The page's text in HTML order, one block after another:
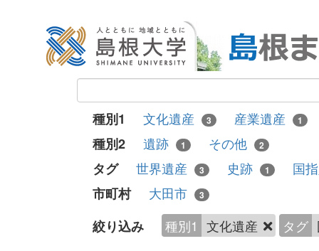
種別1 文化遺産 3 産業遺産 1
種別2 遺跡 1 その他 2
タグ 世界遺産 3 史跡 1
国
市町村
大田市 3
絞り込み 種別1 文化遺産 タグ